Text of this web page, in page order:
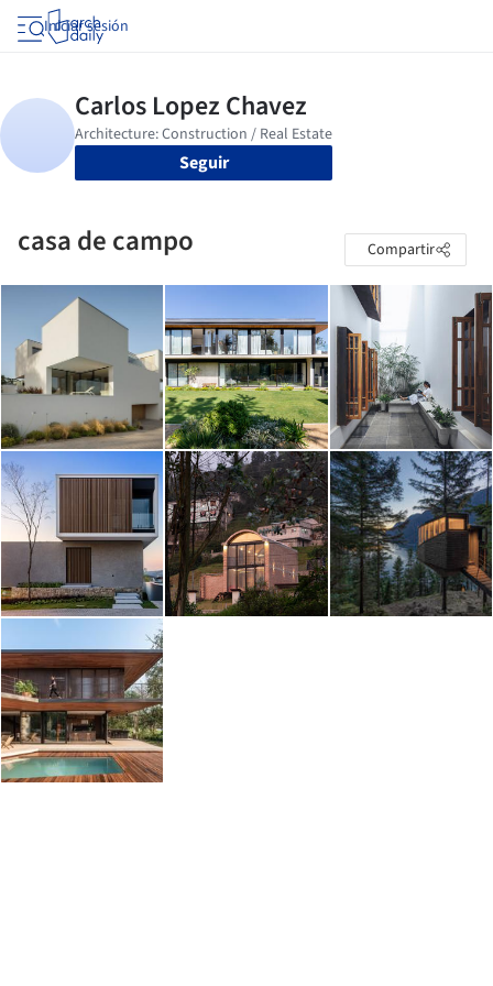
Iniciar sesión
Seguir
casa de campo Compartir